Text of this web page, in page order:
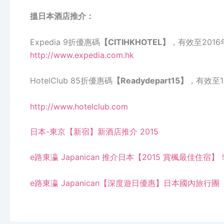
搵日本酒店推介：
Expedia 9折優惠碼 【CITIHKHOTEL】
，有效至2016
http://www.expedia.com.hk
HotelClub 85折優惠碼 【Readydepart15】 ，有效至
http://www.hotelclub.com
日本-東京【新宿】新酒店推介 2015
e路東瀛 Japanican 推介日本【2015 賞楓最佳住宿】！
e路東瀛 Japanican【深度遊日優惠】日本國內旅行團